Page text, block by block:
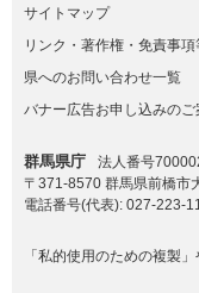
サイトマップ
リンク・著作権・免責事項
県へのお問い合わせ一覧
バナー広告お申し込みのご
群馬県庁
法人番号
〒371-8570 群馬県前橋市
電話番号(代表): 027-223-
「私的使用のための複製